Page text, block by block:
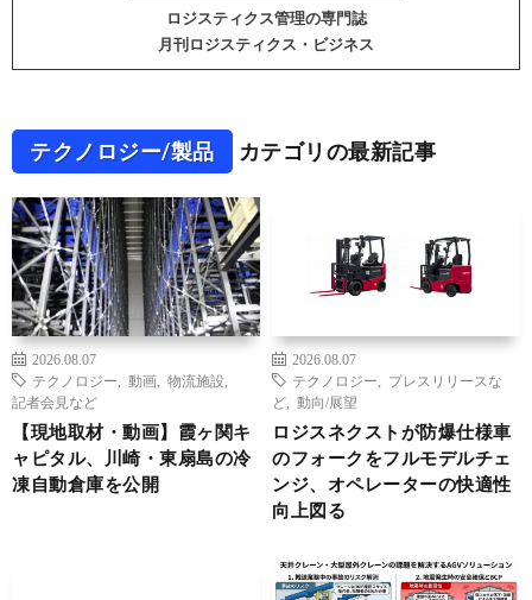
ロジスティクス管理の専門誌
月刊ロジスティクス・ビジネス
テクノロジー/製品 カテゴリの最新記事
2026.08.07
テクノロジー
動画 物流施設
記者会見など
【現地取材・動画】霞ヶ関キ
ャピタル、川崎・東扇島の冷
凍自動倉庫を公開
2026.08.07
テクノロジー
プレスリリースな
ど
動向/展望
ロジスネクストが防爆仕様車
のフォークをフルモデルチェ
ンジ、オペレーターの快適性
向上図る